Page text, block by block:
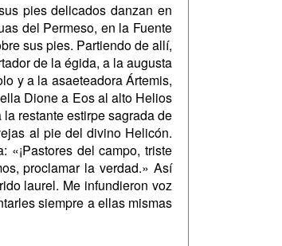
pies delicados danzan en
del Permeso, en la Fuente
sus pies. Partiendo de allí,
de la égida, a la augusta
y a la asaeteadora Ártemis,
Dione a Eos al alto Helios
restante estirpe sagrada de
al pie del divino Helicón.
del campo, triste
proclamar la verdad.» Así
laurel. Me infundieron voz
siempre a ellas mismas